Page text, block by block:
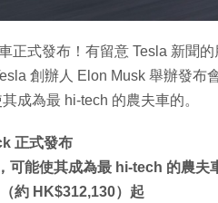
正式發布！有留意 Tesla 新聞
創辦人 Elon Musk 舉辦發
成為最 hi-tech 的農夫車的。
正式發布
可能使其成為最 hi-tech 的農夫
約 HK$312,130）起